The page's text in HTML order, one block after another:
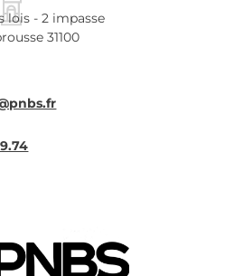
lois - 2 impasse
31100